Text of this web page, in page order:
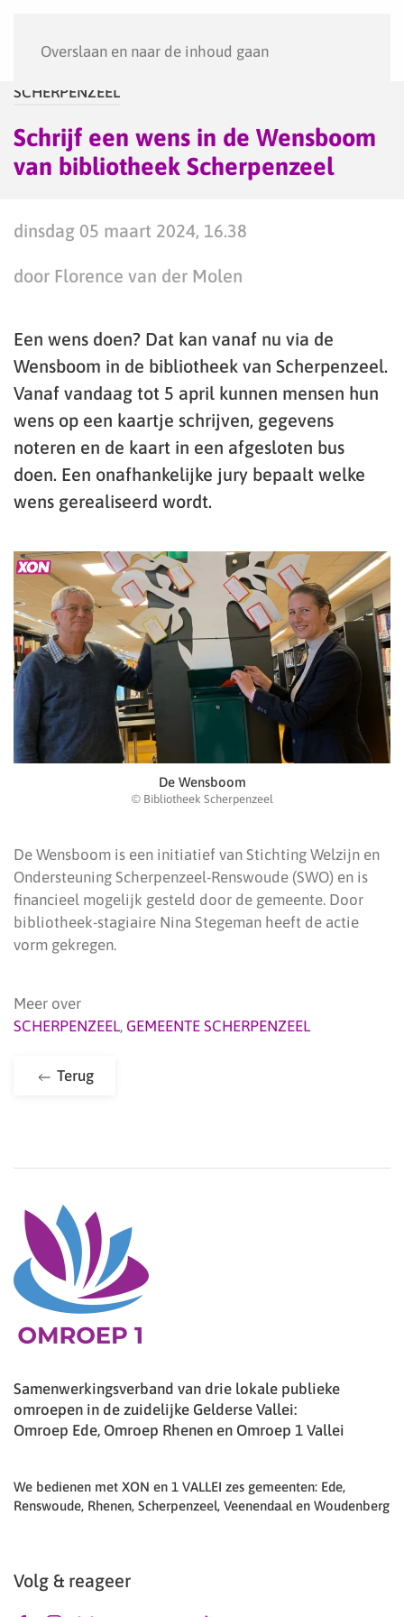
Overslaan en naar de inhoud gaan
SCHERPENZEEL
Schrijf een wens in de Wensboom
van bibliotheek Scherpenzeel
dinsdag 05 maart 2024, 16.38
door Florence van der Molen
Een wens doen? Dat kan vanaf nu via de
Wensboom in de bibliotheek van Scherpenzeel.
Vanaf vandaag tot 5 april kunnen mensen hun
wens op een kaartje schrijven, gegevens
noteren en de kaart in een afgesloten bus
doen. Een onafhankelijke jury bepaalt welke
wens gerealiseerd wordt.
De Wensboom
© Bibliotheek Scherpenzeel
De Wensboom is een initiatief van Stichting Welzijn en
Ondersteuning Scherpenzeel-Renswoude (SWO) en is
financieel mogelijk gesteld door de gemeente. Door
bibliotheek-stagiaire Nina Stegeman heeft de actie
vorm gekregen.
Meer over
SCHERPENZEEL, GEMEENTE SCHERPENZEEL
Terug
Samenwerkingsverband van drie lokale publieke
omroepen in de zuidelijke Gelderse Vallei:
Omroep Ede, Omroep Rhenen en Omroep 1 Vallei
We bedienen met XON en 1 VALLEI zes gemeenten: Ede,
Renswoude, Rhenen, Scherpenzeel, Veenendaal en Woudenberg
Volg & reageer